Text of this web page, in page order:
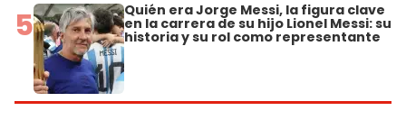
5 Quién era Jorge Messi, la figura clave
en la carrera de su hijo Lionel Messi: su
historia y su rol como representante